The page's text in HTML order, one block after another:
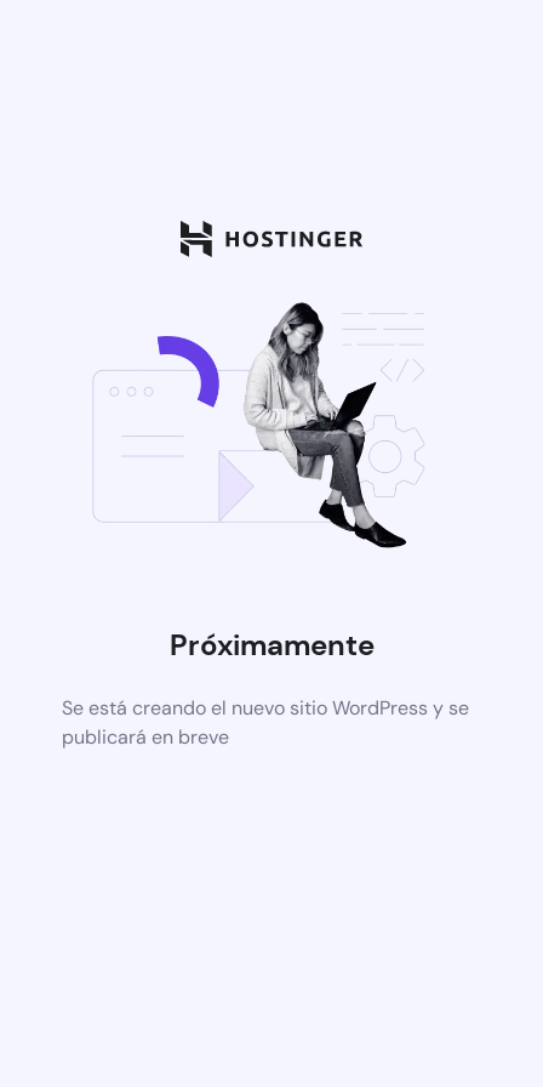
Próximamente
Se está creando el nuevo sitio WordPress y se
publicará en breve